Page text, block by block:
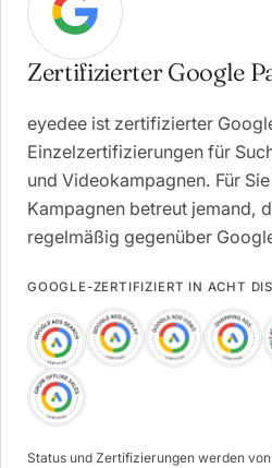
Zertifizierter Google
eyedee ist zertifizierter
Einzelzertifizierungen für
und Videokampagnen. Für
Kampagnen betreut jemand,
regelmäßig gegenüber
GOOGLE-ZERTIFIZIERT IN ACHT
Status und Zertifizierungen werden